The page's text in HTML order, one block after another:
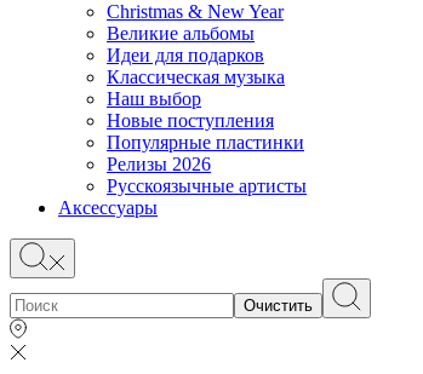
Christmas & New Year
Великие альбомы
Идеи для подарков
Классическая музыка
Наш выбор
Новые поступления
Популярные пластинки
Релизы 2026
Русскоязычные артисты
Аксессуары
Очистить